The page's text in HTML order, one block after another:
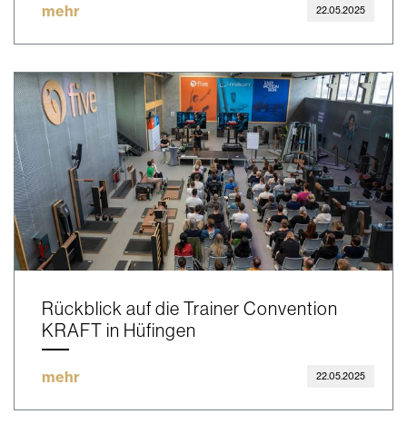
mehr 22.05.2025
Rückblick auf die Trainer Convention
KRAFT in Hüfingen
mehr 22.05.2025